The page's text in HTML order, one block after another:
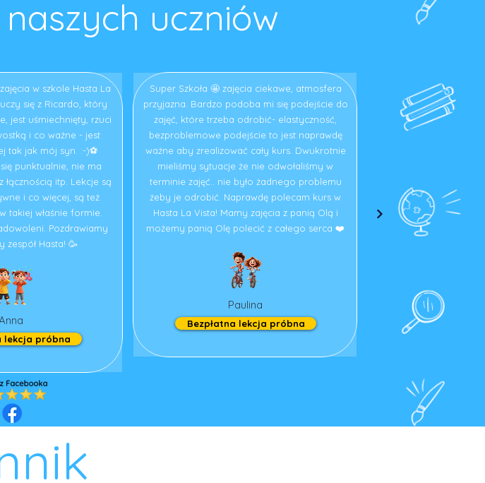
uczniów
w szkole Hasta La
się z Ricardo, który
jest uśmiechnięty, rzuci
i co ważne - jest
tak jak mój syn. :-)⚽️
punktualnie, nie ma
itp. Lekcje są
i co więcej, są też
takiej właśnie formie.
Pozdrawiamy
zespół Hasta! 🥳
lekcja próbna
Super Szkoła 🤩 zajęcia ciekawe, atmosfera
przyjazna. Bardzo podoba mi się podejście do
zajęć, które trzeba odrobić- elastyczność,
bezproblemowe podejście to jest naprawdę
ważne aby zrealizować cały kurs. Dwukrotnie
mieliśmy sytuacje że nie odwołaliśmy w
terminie zajęć.. nie było żadnego problemu
żeby je odrobić. Naprawdę polecam kurs w
Hasta La Vista! Mamy zajęcia z panią Olą i
możemy panią Olę polecić z całego serca ❤️
Paulina
Bezpłatna lekcja próbna